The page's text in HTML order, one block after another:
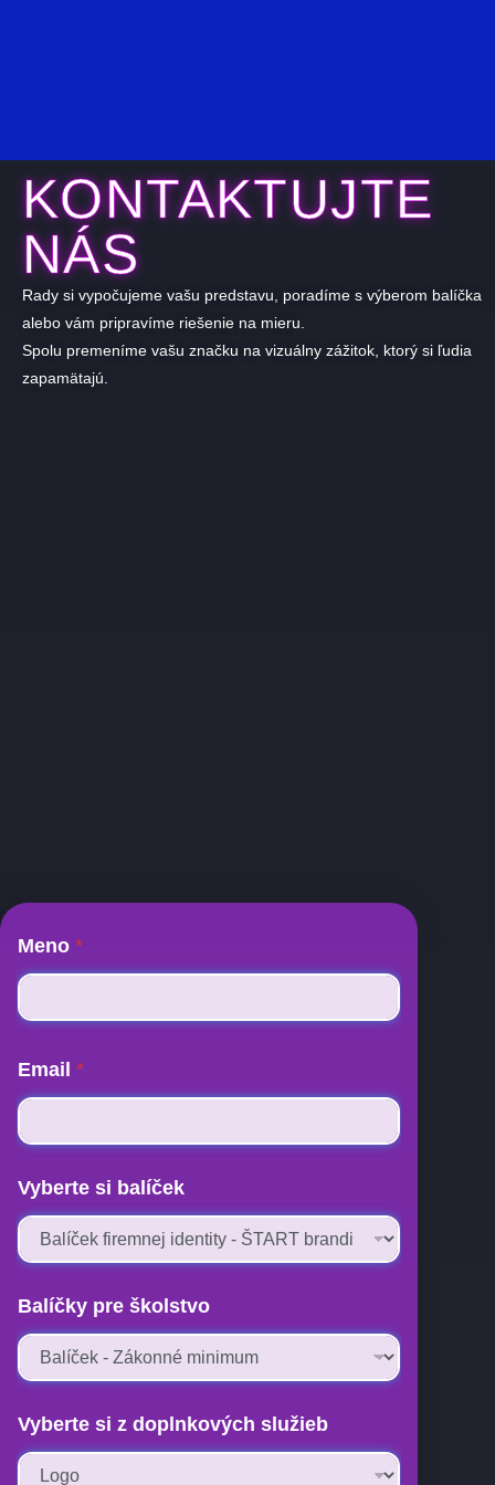
KONTAKTUJTE
NÁS
Rady si vypočujeme vašu predstavu, poradíme s výberom balíčka
alebo vám pripravíme riešenie na mieru.
Spolu premeníme vašu značku na vizuálny zážitok, ktorý si ľudia
zapamätajú.
Meno *
Email *
Vyberte si balíček
Balíčky pre školstvo
Vyberte si z doplnkových služieb